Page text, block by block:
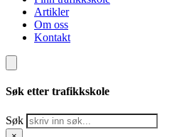
Artikler
Om oss
Kontakt
Søk etter trafikkskole
Søk